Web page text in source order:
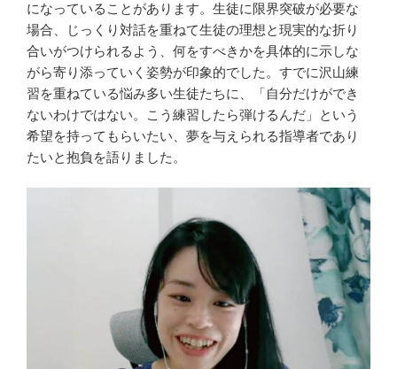
になっていることがあります。生徒に限界突破が必要な
場合、じっくり対話を重ねて生徒の理想と現実的な折り
合いがつけられるよう、何をすべきかを具体的に示しな
がら寄り添っていく姿勢が印象的でした。すでに沢山練
習を重ねている悩み多い生徒たちに、「自分だけができ
ないわけではない。こう練習したら弾けるんだ」という
希望を持ってもらいたい、夢を与えられる指導者であり
たいと抱負を語りました。